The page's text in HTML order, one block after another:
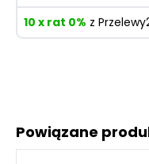
Powiązane
10 x rat 0% z